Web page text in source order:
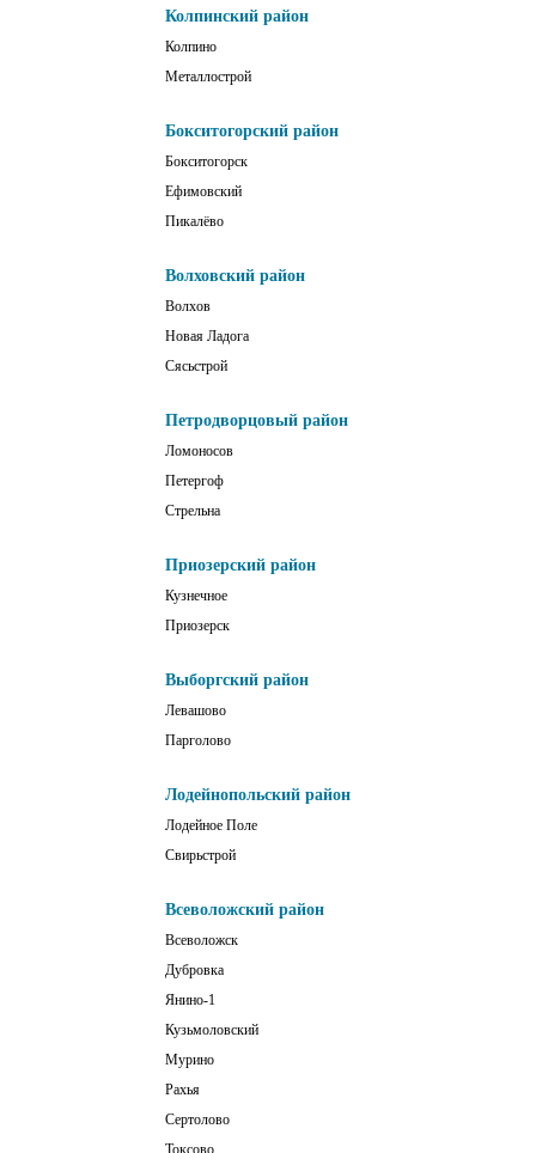
Колпинский район
Колпино
Металлострой
Бокситогорский район
Бокситогорск
Ефимовский
Пикалёво
Волховский район
Волхов
Новая Ладога
Сясьстрой
Петродворцовый район
Ломоносов
Петергоф
Стрельна
Приозерский район
Кузнечное
Приозерск
Выборгский район
Левашово
Парголово
Лодейнопольский район
Лодейное Поле
Свирьстрой
Всеволожский район
Всеволожск
Дубровка
Янино-1
Кузьмоловский
Мурино
Рахья
Сертолово
Токсово